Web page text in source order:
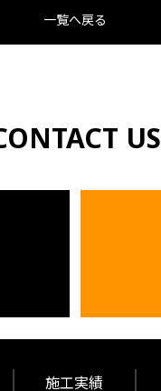
一覧へ戻る
US
施工実績